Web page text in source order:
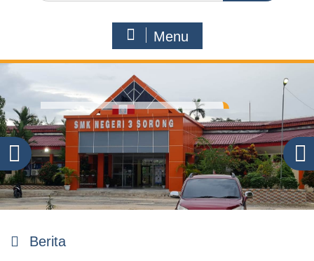
Menu
Berita